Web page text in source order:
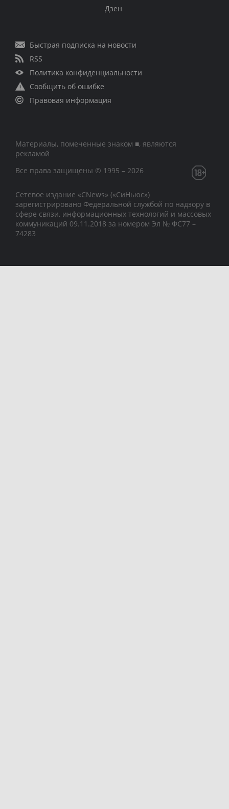
Дзен
Быстрая подписка на новости
RSS
Политика конфиденциальности
Сообщить об ошибке
Правовая информация
Материалы, помеченные знаком ■, являются
рекламой
Все права защищены © 1995 – 2026
Сетевое издание «CNews» («СиНьюс»)
зарегистрировано Федеральной службой по надзору в
сфере связи, информационных технологий и массовых
коммуникаций 09.11.2018 за номером Эл № ФС77 –
74283